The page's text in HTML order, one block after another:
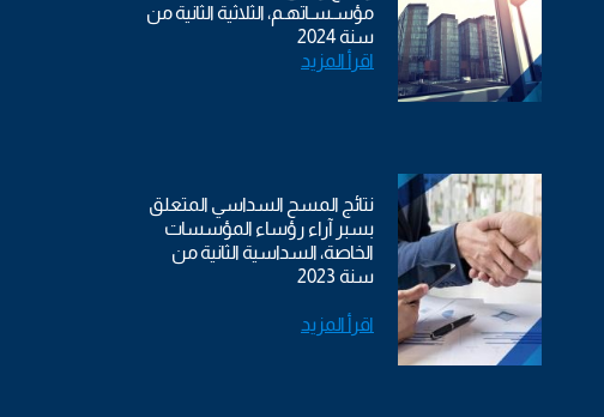
مؤسـسـاتهـم، الثلاثية الثانية من
سنة 2024
اقرأ المزيد
نتائج المسح السداسي المتعلق
بسبر آراء رؤساء المؤسسات
الخاصة، السداسية الثانية من
سنة 2023
اقرأ المزيد